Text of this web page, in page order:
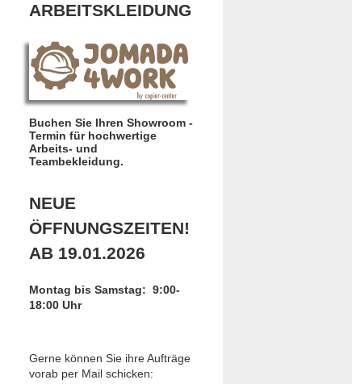
ARBEITSKLEIDUNG
Buchen Sie Ihren Showroom -
Termin für hochwertige
Arbeits- und
Teambekleidung.
NEUE
ÖFFNUNGSZEITEN!
AB 19.01.2026
Montag bis Samstag: 9:00-
18:00 Uhr
Gerne können Sie ihre Aufträge
vorab per Mail schicken: